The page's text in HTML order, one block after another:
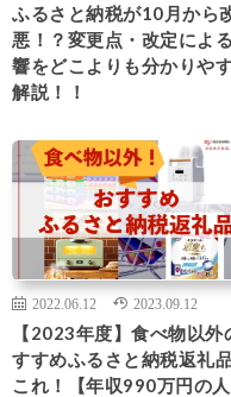
ふるさと納税が10月から
悪！？変更点・改定によ
響をどこよりも分かりや
解説！！
2022.06.12 2023.09.12
【2023年度】食べ物以外
すすめふるさと納税返礼
これ！【年収990万円の